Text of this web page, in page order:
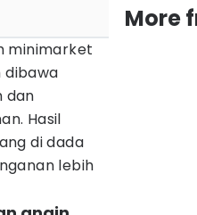
minimarket
dibawa
dan
Hasil
di dada
lebih
More